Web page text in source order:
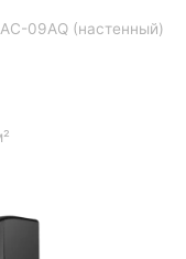
09AQ (настенный)